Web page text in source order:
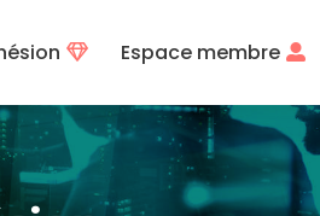
Espace membre